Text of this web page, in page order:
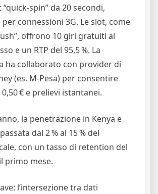
da 20 secondi,
connessioni 3G. Le slot, come
offrono 10 giri gratuiti al
e un RTP del 95,5 %. La
ha collaborato con provider di
(es. M‑Pesa) per consentire
€ e prelievi istantanei.
la penetrazione in Kenya e
dal 2 % al 15 % del
con un tasso di retention del
primo mese.
l’intersezione tra dati